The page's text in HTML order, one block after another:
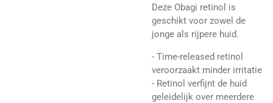
Deze Obagi retinol is
geschikt voor zowel de
jonge als rijpere huid.
- Time-released retinol
veroorzaakt minder irritatie
- Retinol verfijnt de huid
geleidelijk over meerdere